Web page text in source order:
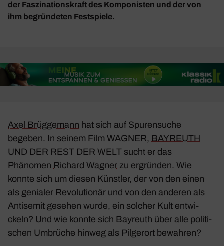
der Faszinationskraft des Komponisten und der von
ihm begründeten Festspiele.
Axel Brüg­ge­mann hat sich auf Spuren­suche
begeben. In seinem Film WAGNER, BAYREUTH
UND DER REST DER WELT sucht er das
Phänomen Richard Wagner zu ergründen. Wie
konnte sich um diesen Künstler, der von den einen
als genialer Revo­lu­tionär und von den anderen als
Anti­semit gesehen wurde, ein solcher Kult entwi­
ckeln? Und wie konnte sich Bayreuth über alle poli­ti­
schen Umbrüche hinweg als Pilgerort bewahren?